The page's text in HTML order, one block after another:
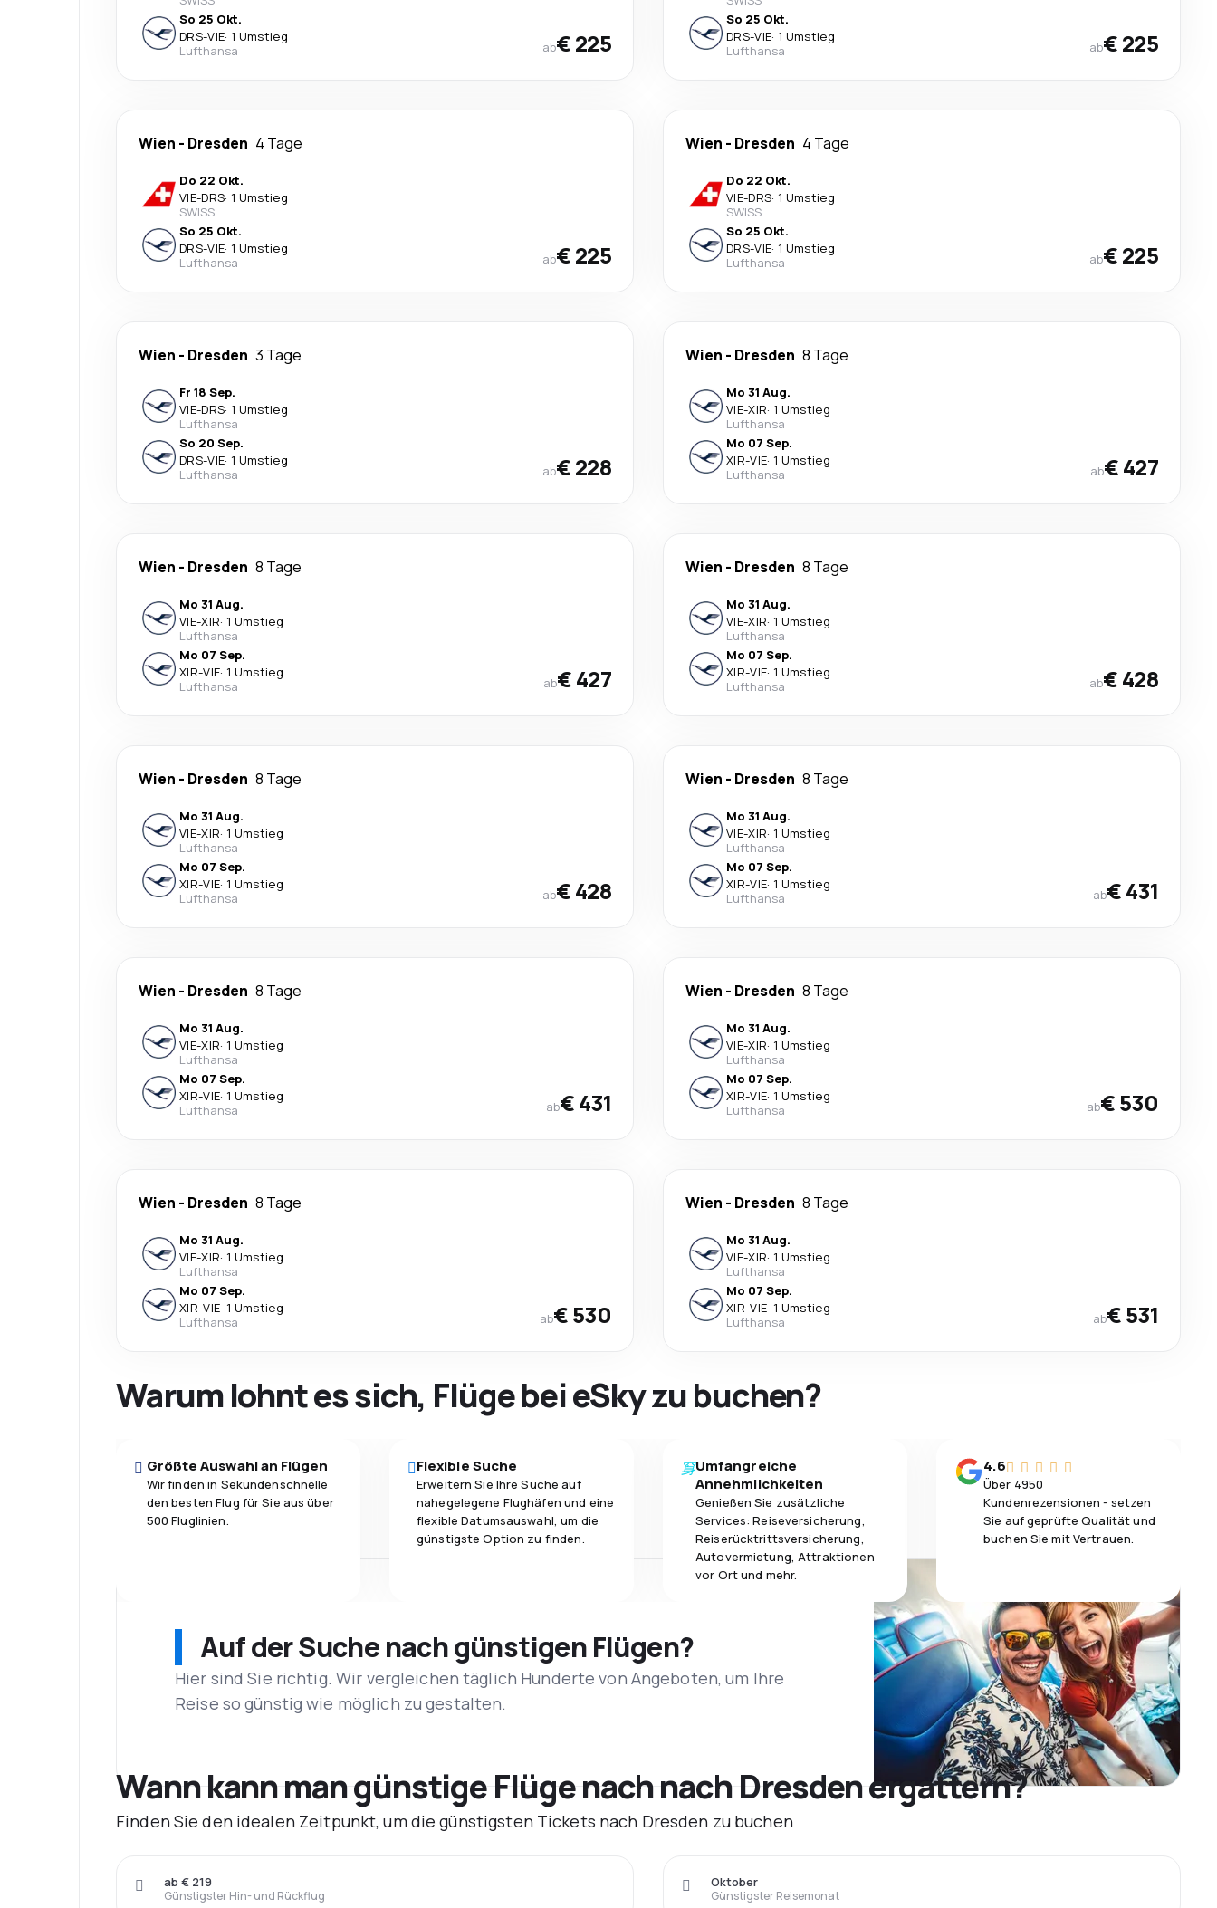
So 25 Okt.
DRS-VIE· 1 Umstieg
Lufthansa
ab€ 225
So 25 Okt.
DRS-VIE· 1 Umstieg
Lufthansa
ab€ 225
Wien - Dresden 4 Tage
Do 22 Okt.
VIE-DRS· 1 Umstieg
SWISS
So 25 Okt.
DRS-VIE· 1 Umstieg
Lufthansa
ab€ 225
Wien - Dresden 4 Tage
Do 22 Okt.
VIE-DRS· 1 Umstieg
SWISS
So 25 Okt.
DRS-VIE· 1 Umstieg
Lufthansa
ab€ 225
Wien - Dresden 3 Tage
Fr 18 Sep.
VIE-DRS· 1 Umstieg
Lufthansa
So 20 Sep.
DRS-VIE· 1 Umstieg
Lufthansa
ab€ 228
Wien - Dresden 8 Tage
Mo 31 Aug.
VIE-XIR· 1 Umstieg
Lufthansa
Mo 07 Sep.
XIR-VIE· 1 Umstieg
Lufthansa
ab€ 427
Wien - Dresden 8 Tage
Mo 31 Aug.
VIE-XIR· 1 Umstieg
Lufthansa
Mo 07 Sep.
XIR-VIE· 1 Umstieg
Lufthansa
ab€ 427
Wien - Dresden 8 Tage
Mo 31 Aug.
VIE-XIR· 1 Umstieg
Lufthansa
Mo 07 Sep.
XIR-VIE· 1 Umstieg
Lufthansa
ab€ 428
Wien - Dresden 8 Tage
Mo 31 Aug.
VIE-XIR· 1 Umstieg
Lufthansa
Mo 07 Sep.
XIR-VIE· 1 Umstieg
Lufthansa
ab€ 428
Wien - Dresden 8 Tage
Mo 31 Aug.
VIE-XIR· 1 Umstieg
Lufthansa
Mo 07 Sep.
XIR-VIE· 1 Umstieg
Lufthansa
ab€ 431
Wien - Dresden 8 Tage
Mo 31 Aug.
VIE-XIR· 1 Umstieg
Lufthansa
Mo 07 Sep.
XIR-VIE· 1 Umstieg
Lufthansa
ab€ 431
Wien - Dresden 8 Tage
Mo 31 Aug.
VIE-XIR· 1 Umstieg
Lufthansa
Mo 07 Sep.
XIR-VIE· 1 Umstieg
Lufthansa
ab€ 530
Wien - Dresden 8 Tage
Mo 31 Aug.
VIE-XIR· 1 Umstieg
Lufthansa
Mo 07 Sep.
XIR-VIE· 1 Umstieg
Lufthansa
ab€ 530
Wien - Dresden 8 Tage
Mo 31 Aug.
VIE-XIR· 1 Umstieg
Lufthansa
Mo 07 Sep.
XIR-VIE· 1 Umstieg
Lufthansa
ab€ 531
Warum lohnt es sich, Flüge bei eSky zu buchen?
Größte Auswahl an Flügen
Wir finden in Sekundenschnelle
den besten Flug für Sie aus über
500 Fluglinien.
Flexible Suche
Erweitern Sie Ihre Suche auf
nahegelegene Flughäfen und eine
flexible Datumsauswahl, um die
günstigste Option zu finden.
Umfangreiche
Annehmlichkeiten
Genießen Sie zusätzliche
Services: Reiseversicherung,
Reiserücktrittsversicherung,
Autovermietung, Attraktionen
vor Ort und mehr.
4.6
Über 4950
Kundenrezensionen - setzen
Sie auf geprüfte Qualität und
buchen Sie mit Vertrauen.
Auf der Suche nach günstigen Flügen?
Hier sind Sie richtig. Wir vergleichen täglich Hunderte von Angeboten, um Ihre
Reise so günstig wie möglich zu gestalten.
Wann kann man günstige Flüge nach nach Dresden ergattern?
Finden Sie den idealen Zeitpunkt, um die günstigsten Tickets nach Dresden zu buchen
Günstigster Hin- und Rückflug
ab € 219
Günstigster Reisemonat
Oktober